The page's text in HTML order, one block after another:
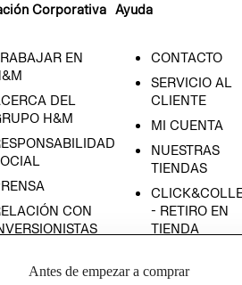
Corporativa
EN
DEL
H&M
CON
EMPRESARIAL
Ayuda
CONTACTO
SERVICIO AL
CLIENTE
MI CUENTA
NUESTRAS
TIENDAS
- RETIRO EN
TIENDA
CONDICIONES
Antes de empezar a comprar